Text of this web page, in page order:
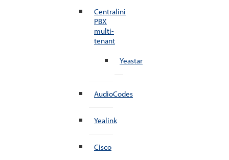
Centralini
PBX
multi-
tenant
Yeastar
AudioCodes
Yealink
Cisco